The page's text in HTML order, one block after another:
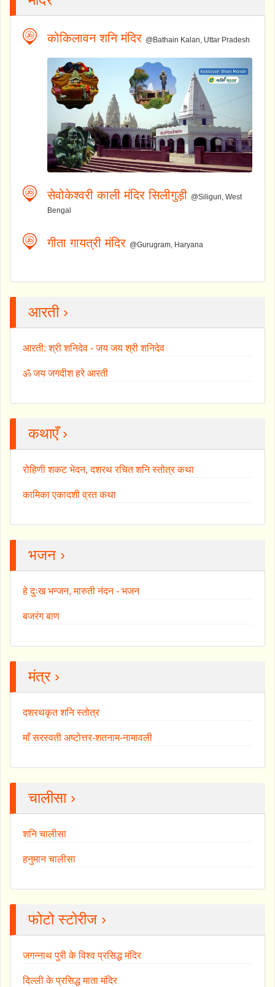
कोकिलावन शनि मंदिर @Bathain Kalan, Uttar Pradesh
सेवोकेश्वरी काली मंदिर सिलीगुड़ी @Siliguri, West
Bengal
गीता गायत्री मंदिर @Gurugram, Haryana
आरती ›
आरती: श्री शनिदेव - जय जय श्री शनिदेव
ॐ जय जगदीश हरे आरती
कथाएँ ›
रोहिणी शकट भेदन, दशरथ रचित शनि स्तोत्र कथा
कामिका एकादशी व्रत कथा
भजन ›
हे दुःख भन्जन, मारुती नंदन - भजन
बजरंग बाण
मंत्र ›
दशरथकृत शनि स्तोत्र
माँ सरस्वती अष्टोत्तर-शतनाम-नामावली
चालीसा ›
शनि चालीसा
हनुमान चालीसा
फोटो स्टोरीज ›
जगन्नाथ पुरी के विश्व प्रसिद्ध मंदिर
दिल्ली के प्रसिद्ध माता मंदिर